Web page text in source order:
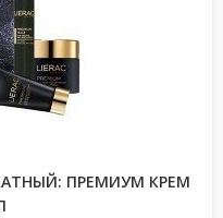
ПРЕМИУМ КРЕМ